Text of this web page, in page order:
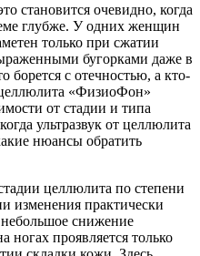
становится очевидно, когда
глубже. У одних женщин
только при сжатии
бугорками даже в
борется с отечностью, а кто-
«ФизиоФон»
от стадии и типа
ультразвук от целлюлита
нюансы обратить
целлюлита по степени
изменения практически
снижение
проявляется только